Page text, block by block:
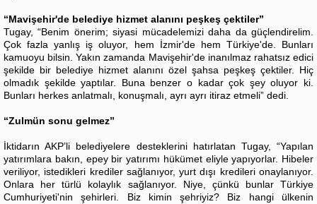
“Mavişehir'de belediye hizmet alanını peşkeş çektiler”
Tugay, “Benim önerim; siyasi mücadelemizi daha da güçlendirelim.
Çok fazla yanlış iş oluyor, hem İzmir'de hem Türkiye'de. Bunları
kamuoyu bilsin. Yakın zamanda Mavişehir'de inanılmaz rahatsız edici
şekilde bir belediye hizmet alanını özel şahsa peşkeş çektiler. Hiç
olmadık şekilde yaptılar. Buna benzer o kadar çok şey oluyor ki.
Bunları herkes anlatmalı, konuşmalı, ayrı ayrı itiraz etmeli” dedi.
“Zulmün sonu gelmez”
İktidarın AKP’li belediyelere desteklerini hatırlatan Tugay, “Yapılan
yatırımlara bakın, epey bir yatırımı hükümet eliyle yapıyorlar. Hibeler
veriliyor, istedikleri krediler sağlanıyor, yurt dışı kredileri onaylanıyor.
Onlara her türlü kolaylık sağlanıyor. Niye, çünkü bunlar Türkiye
Cumhuriyeti'nin şehirleri. Biz kimin şehriyiz? Biz hangi ülkenin